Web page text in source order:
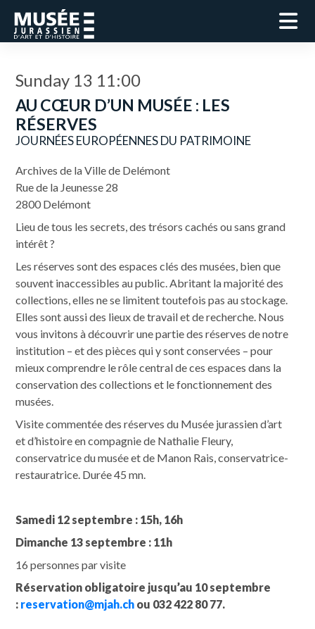
Sunday 13 11:00
AU CŒUR D’UN MUSÉE : LES
RÉSERVES
JOURNÉES EUROPÉENNES DU PATRIMOINE
Archives de la Ville de Delémont
Rue de la Jeunesse 28
2800 Delémont
Lieu de tous les secrets, des trésors cachés ou sans grand
intérêt ?
Les réserves sont des espaces clés des musées, bien que
souvent inaccessibles au public. Abritant la majorité des
collections, elles ne se limitent toutefois pas au stockage.
Elles sont aussi des lieux de travail et de recherche. Nous
vous invitons à découvrir une partie des réserves de notre
institution – et des pièces qui y sont conservées – pour
mieux comprendre le rôle central de ces espaces dans la
conservation des collections et le fonctionnement des
musées.
Visite commentée des réserves du Musée jurassien d’art
et d’histoire en compagnie de Nathalie Fleury,
conservatrice du musée et de Manon Rais, conservatrice-
restauratrice. Durée 45 mn.
Samedi 12 septembre : 15h, 16h
Dimanche 13 septembre : 11h
16 personnes par visite
Réservation obligatoire jusqu’au 10 septembre
: reservation@mjah.ch ou 032 422 80 77.